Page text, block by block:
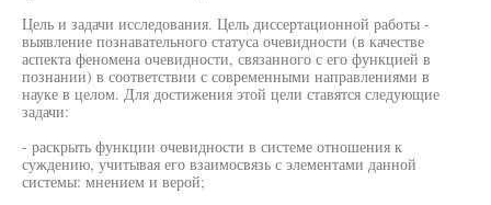
Цель и задачи исследования. Цель диссертационной работы -
выявление познавательного статуса очевидности (в качестве
аспекта феномена очевидности, связанного с его функцией в
познании) в соответствии с современными направлениями в
науке в целом. Для достижения этой цели ставятся следующие
задачи:
- раскрыть функции очевидности в системе отношения к
суждению, учитывая его взаимосвязь с элементами данной
системы: мнением и верой;